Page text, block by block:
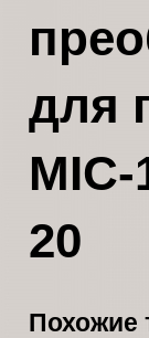
для
20
Похожие